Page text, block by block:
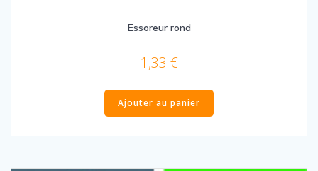
Essoreur rond
1,33 €
Ajouter au panier